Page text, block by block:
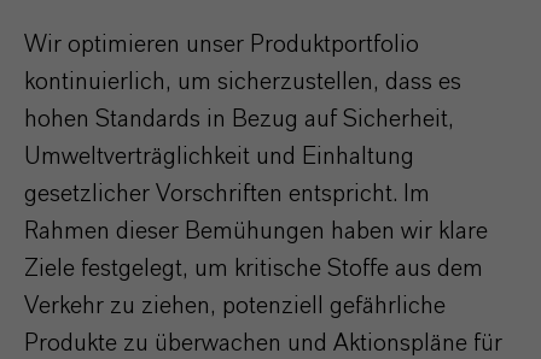
Wir optimieren unser Produktportfolio
kontinuierlich, um sicherzustellen, dass es
hohen Standards in Bezug auf Sicherheit,
Umweltverträglichkeit und Einhaltung
gesetzlicher Vorschriften entspricht. Im
Rahmen dieser Bemühungen haben wir klare
Ziele festgelegt, um kritische Stoffe aus dem
Verkehr zu ziehen, potenziell gefährliche
Produkte zu überwachen und Aktionspläne für